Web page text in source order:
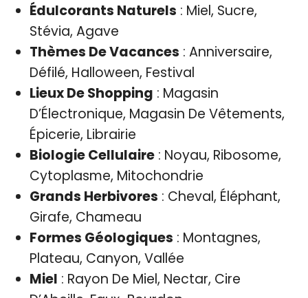
Édulcorants Naturels : Miel, Sucre,
Stévia, Agave
Thèmes De Vacances : Anniversaire,
Défilé, Halloween, Festival
Lieux De Shopping : Magasin
D’Électronique, Magasin De Vêtements,
Épicerie, Librairie
Biologie Cellulaire: Noyau, Ribosome,
Cytoplasme, Mitochondrie
Grands Herbivores : Cheval, Éléphant,
Girafe, Chameau
Formes Géologiques : Montagnes,
Plateau, Canyon, Vallée
Miel : Rayon De Miel, Nectar, Cire